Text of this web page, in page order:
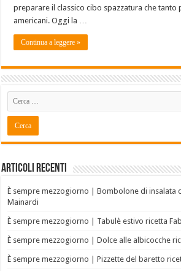
preparare il classico cibo spazzatura che tanto
americani. Oggi la …
Continua a leggere »
Articoli recenti
È sempre mezzogiorno | Bombolone di insalata
Mainardi
È sempre mezzogiorno | Tabulè estivo ricetta
È sempre mezzogiorno | Dolce alle albicocche
È sempre mezzogiorno | Pizzette del baretto